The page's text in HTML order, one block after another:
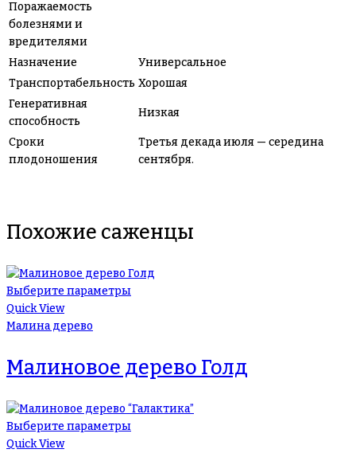
Поражаемость
болезнями и
вредителями
Назначение
Универсальное
Транспортабельность Хорошая
Генеративная
способность
Низкая
Сроки
плодоношения
Третья декада июля — середина
сентября.
Похожие саженцы
Выберите параметры
Quick View
Малина дерево
Малиновое дерево Голд
Выберите параметры
Quick View